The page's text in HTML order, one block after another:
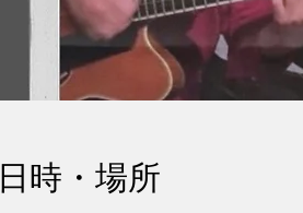
日時・場所